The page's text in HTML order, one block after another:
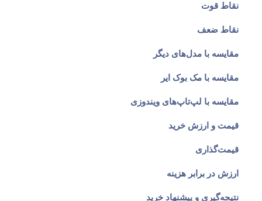
نقاط قوت
نقاط ضعف
مقایسه با مدل‌های دیگر
مقایسه با مک بوک ایر
مقایسه با لپ‌تاپ‌های ویندوزی
قیمت و ارزش خرید
قیمت‌گذاری
ارزش در برابر هزینه
نتیجه‌گیری و پیشنهاد خرید